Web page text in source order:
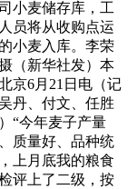
小麦储存库，工
员将从收购点运
小麦入库。李荣
（新华社发）本
京6月21日电（记
丹、付文、任胜
“今年麦子产量
质量好、品种统
上月底我的粮食
评上了二级，按